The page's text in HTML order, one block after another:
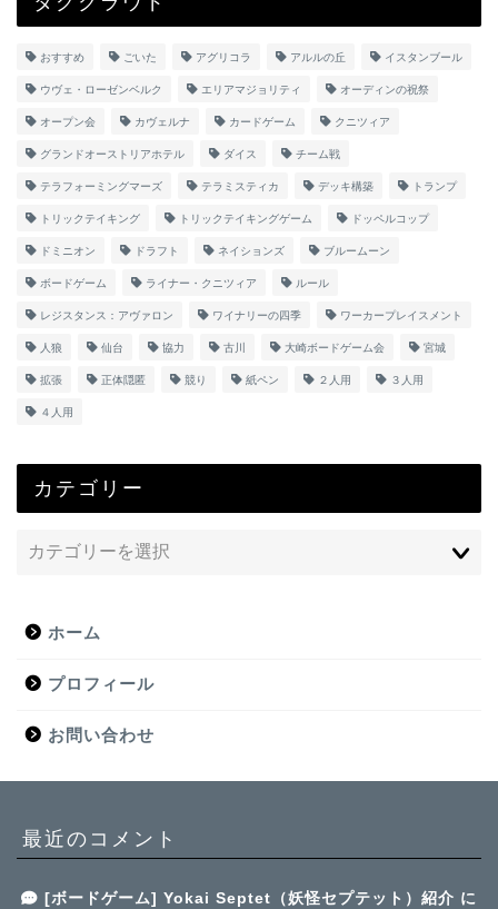
おすすめ ごいた アグリコラ アルルの丘 イスタンブール
ウヴェ・ローゼンベルク エリアマジョリティ オーディンの祝祭
オープン会 カヴェルナ カードゲーム クニツィア
グランドオーストリアホテル ダイス チーム戦
テラフォーミングマーズ テラミスティカ デッキ構築 トランプ
トリックテイキング トリックテイキングゲーム ドッペルコップ
ドミニオン ドラフト ネイションズ ブルームーン
ボードゲーム ライナー・クニツィア ルール
レジスタンス：アヴァロン ワイナリーの四季 ワーカープレイスメント
人狼 仙台 協力 古川 大崎ボードゲーム会 宮城
拡張 正体隠匿 競り 紙ペン ２人用 ３人用
４人用
カテゴリー
ホーム
プロフィール
お問い合わせ
最近のコメント
[ボードゲーム] Yokai Septet（妖怪セプテット）紹介 に